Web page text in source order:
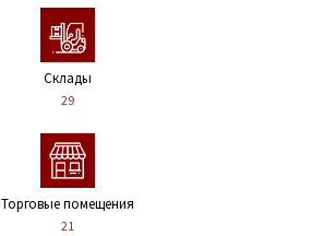
Склады
29
Торговые помещения
21